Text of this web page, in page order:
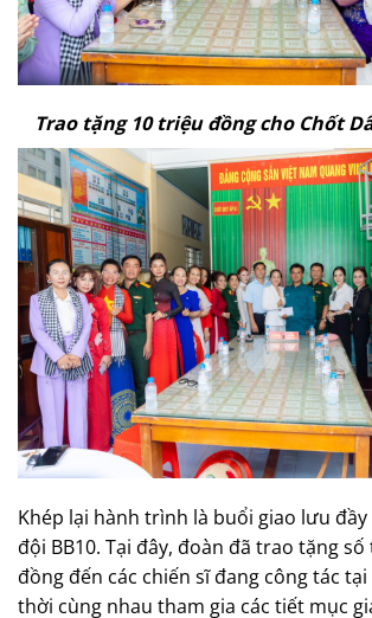
Trao tặng 10 triệu đồng cho Chốt
Khép lại hành trình là buổi giao lưu
đội BB10. Tại đây, đoàn đã trao tặng
đồng đến các chiến sĩ đang công tác
thời cùng nhau tham gia các tiết mục